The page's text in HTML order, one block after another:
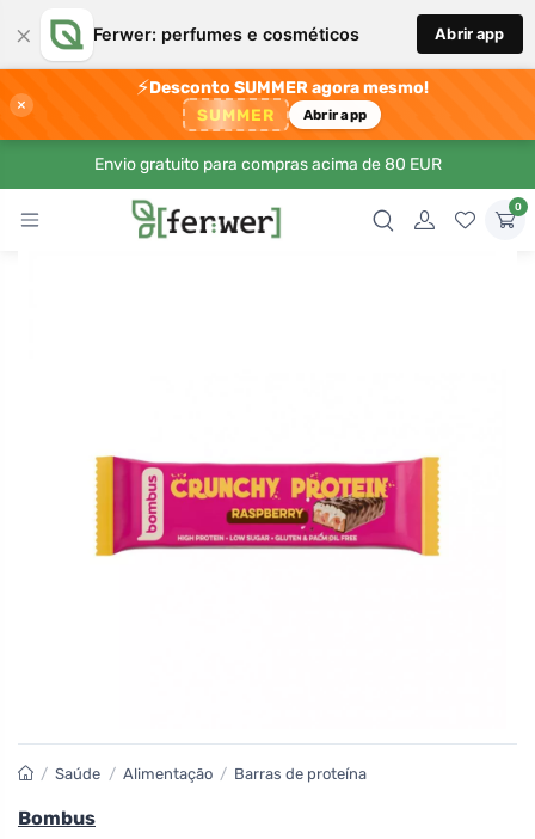
× Ferwer: perfumes e cosméticos Abrir app
×
⚡Desconto SUMMER agora mesmo!
SUMMER Abrir app
Envio gratuito para compras acima de 80 EUR
0
/ Saúde / Alimentação / Barras de proteína
Bombus